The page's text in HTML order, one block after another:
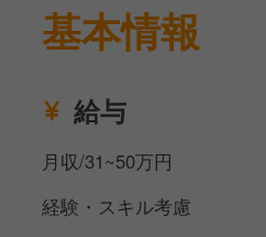
基本情報
給与
月収/31~50万円
経験・スキル考慮